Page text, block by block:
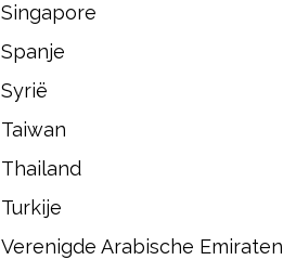
Singapore
Spanje
Syrië
Taiwan
Thailand
Turkije
Verenigde Arabische Emiraten